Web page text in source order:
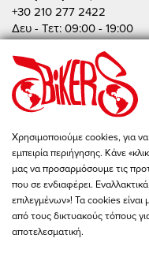
+30 210 277 2422
Δευ - Τετ: 09:00 - 19:00
Τρι - Πεμ - Παρ: 09:00 -
Σαβ: 10:00 - 15:00
Πειραιώς 86, Αθήνα
+30 210 342 4454
Δευ - Παρ: 09:00 - 19:00
Σαβ: 10:00 - 15:00
store@bikers-world.gr
ΑΦΜ: 802835511
Αριθμός Γ.Ε.ΜΗ.
Χρησιμοποιούμε cookies, για
εμπειρία περιήγησης. Κάνε
μας να προσαρμόσουμε τις
που σε ενδιαφέρει.
επιλεγμένων»! Τα cookies είναι
από τους δικτυακούς τόπους
αποτελεσματική.